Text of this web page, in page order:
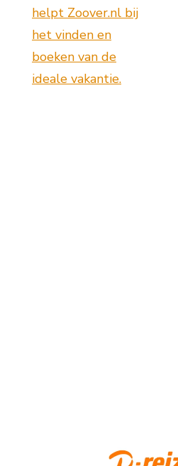
helpt Zoover.nl bij
het vinden en
boeken van de
ideale vakantie.